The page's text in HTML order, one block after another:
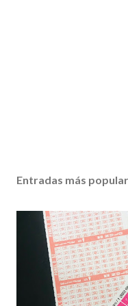
Entradas más